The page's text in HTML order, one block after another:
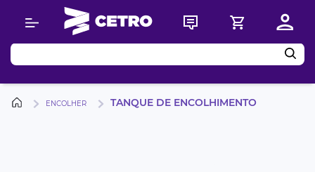
Buscar
ENCOLHER TANQUE DE ENCOLHIMENTO